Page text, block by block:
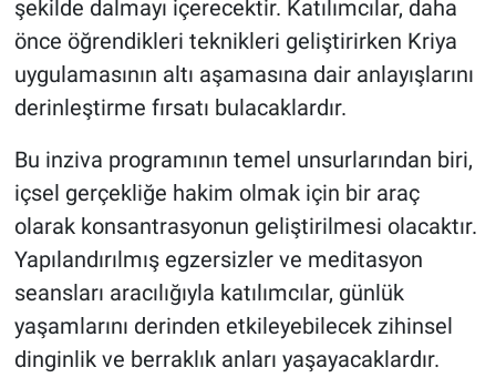
şekilde dalmayı içerecektir. Katılımcılar, daha
önce öğrendikleri teknikleri geliştirirken Kriya
uygulamasının altı aşamasına dair anlayışlarını
derinleştirme fırsatı bulacaklardır.
Bu inziva programının temel unsurlarından biri,
içsel gerçekliğe hakim olmak için bir araç
olarak konsantrasyonun geliştirilmesi olacaktır.
Yapılandırılmış egzersizler ve meditasyon
seansları aracılığıyla katılımcılar, günlük
yaşamlarını derinden etkileyebilecek zihinsel
dinginlik ve berraklık anları yaşayacaklardır.